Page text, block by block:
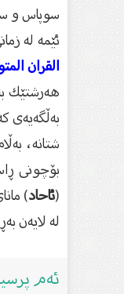
سوپاس و
ئێمە لە
القران
هەرشتێك
بەڵگەیەى
شتانە،
بۆچونى
(ئاحاد)
لە لایەن
ئەم